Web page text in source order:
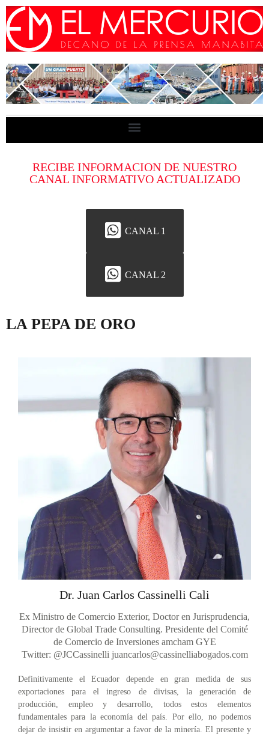
RECIBE INFORMACION DE NUESTRO
CANAL INFORMATIVO ACTUALIZADO
CANAL 1
CANAL 2
LA PEPA DE ORO
Dr. Juan Carlos Cassinelli Cali
Ex Ministro de Comercio Exterior, Doctor en Jurisprudencia,
Director de Global Trade Consulting. Presidente del Comité
de Comercio de Inversiones amcham GYE
Twitter: @JCCassinelli juancarlos@cassinelliabogados.com
Definitivamente el Ecuador depende en gran medida de sus
exportaciones para el ingreso de divisas, la generación de
producción, empleo y desarrollo, todos estos elementos
fundamentales para la economía del país. Por ello, no podemos
dejar de insistir en argumentar a favor de la minería. El presente y